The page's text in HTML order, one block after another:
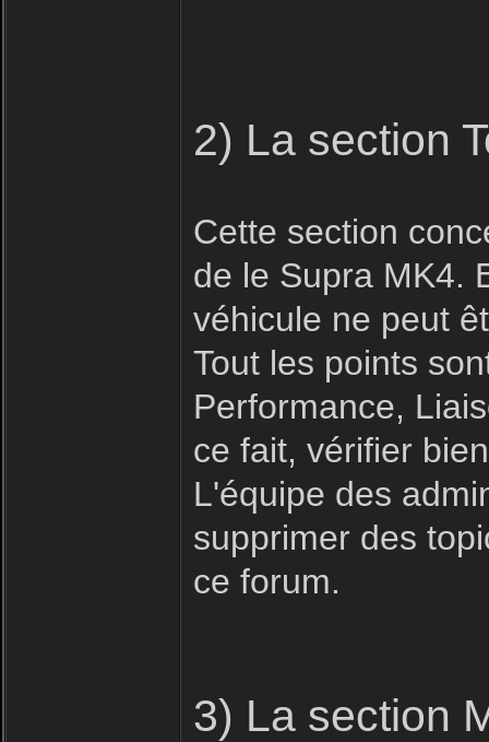
2) La section
Cette section
de le Supra MK4.
véhicule ne peut
Tout les points
Performance,
ce fait, vérifier
L'équipe des
supprimer des
ce forum.
3) La section